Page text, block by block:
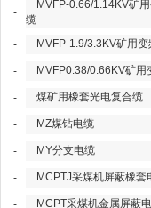
-
MVFP-0.66/1.14KV矿
缆
-
MVFP-1.9/3.3KV矿用变
- MVFP0.38/0.66KV矿用
- 煤矿用橡套光电复合缆
- MZ煤钻电缆
- MY分支电缆
- MCPTJ采煤机屏蔽橡套
- MCPT采煤机金属屏蔽